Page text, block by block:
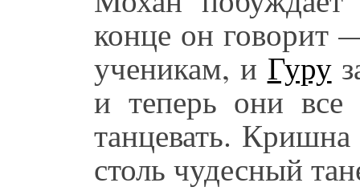
конце он говорит
ученикам, и Гуру
и теперь они
танцевать. Кришна
столь чудесный